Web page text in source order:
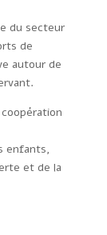
du secteur
de
autour de
enfants,
et de la